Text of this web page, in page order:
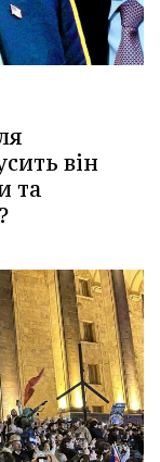
він
та